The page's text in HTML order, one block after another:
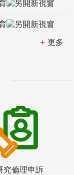
更多
究倫理申訴